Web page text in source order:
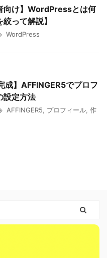
向け】WordPressとは何
って解説】
WordPress
成】AFFINGER5でプロフ
設定方法
AFFINGER5 プロフィール 作